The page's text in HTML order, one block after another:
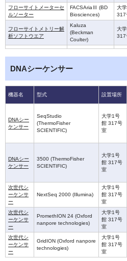
フローサイトメーターセ
ルソーター
FACSAriaⅢ (BD
Biosciences)
大
317
フローサイトメトリー解
析ソフトウエア
Kaluza
(Beckman
Coulter)
大
317
DNAシーケンサー
機器名 型式 設置場所
DNAシー
ケンサー
SeqStudio
(ThermoFisher
SCIENTIFIC)
大学1号
館 317号
室
DNAシー
ケンサー
3500 (ThermoFisher
SCIENTIFIC)
大学1号
館 317号
室
次世代シ
ーケンサ
ー
NextSeq 2000 (Illumina)
大学1号
館 317号
室
次世代シ
ーケンサ
ー
PromethION 24 (Oxford
nanpore technologies)
大学1号
館 317号
室
次世代シ
ーケンサ
ー
GridION (Oxford nanpore
technologies)
大学1号
館 317号
室